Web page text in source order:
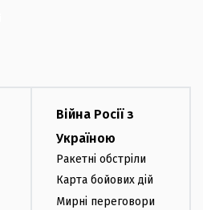
Війна Росії з
Україною
Ракетні обстріли
Карта бойових дій
Мирні переговори